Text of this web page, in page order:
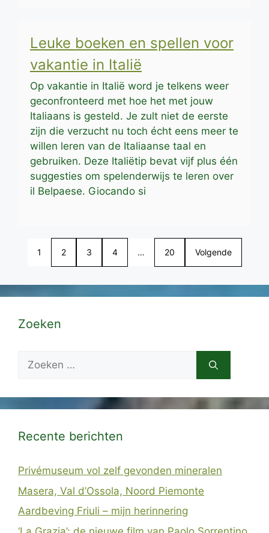
Leuke boeken en spellen voor
vakantie in Italië
Op vakantie in Italië word je telkens weer
geconfronteerd met hoe het met jouw
Italiaans is gesteld. Je zult niet de eerste
zijn die verzucht nu toch écht eens meer te
willen leren van de Italiaanse taal en
gebruiken. Deze Italiëtip bevat vijf plus één
suggesties om spelenderwijs te leren over
il Belpaese. Giocando si
1 2 3 4 … 20 Volgende
Zoeken
Zoek
Recente berichten
Privémuseum vol zelf gevonden mineralen
Masera, Val d’Ossola, Noord Piemonte
Aardbeving Friuli – mijn herinnering